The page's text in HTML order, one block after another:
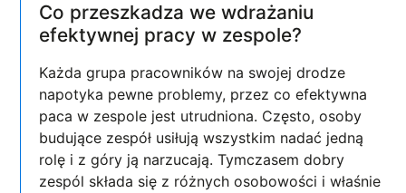
Co przeszkadza we wdrażaniu
efektywnej pracy w zespole?
Każda grupa pracowników na swojej drodze
napotyka pewne problemy, przez co efektywna
paca w zespole jest utrudniona. Często, osoby
budujące zespół usiłują wszystkim nadać jedną
rolę i z góry ją narzucają. Tymczasem dobry
zespól składa się z różnych osobowości i właśnie